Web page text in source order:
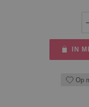
IN
Op